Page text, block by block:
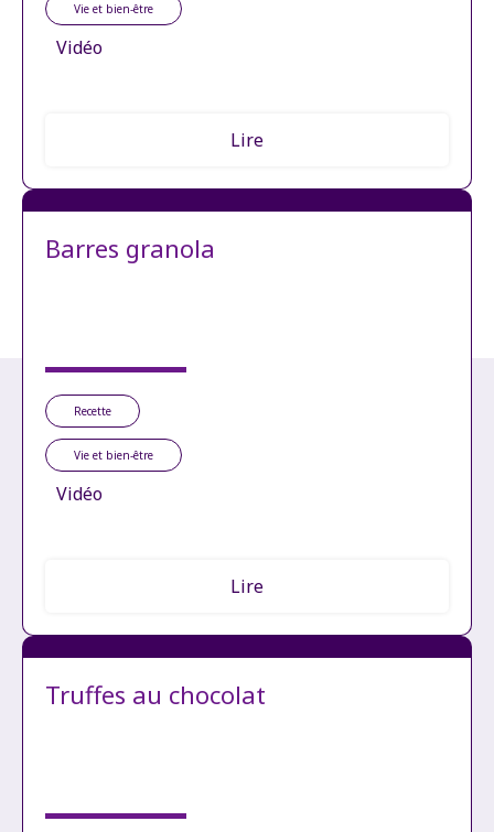
Vie et bien-être
Vidéo
Lire
Barres granola
Recette
Vie et bien-être
Vidéo
Lire
Truffes au chocolat